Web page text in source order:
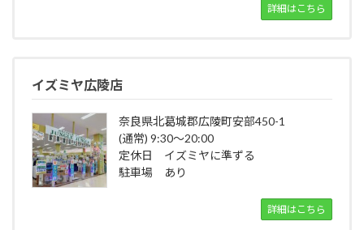
詳細はこちら
イズミヤ広陵店
奈良県北葛城郡広陵町安部450-1
(通常) 9:30～20:00
定休日 イズミヤに準ずる
駐車場 あり
詳細はこちら